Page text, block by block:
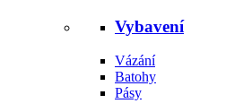
Vybavení
Vázání
Batohy
Pásy